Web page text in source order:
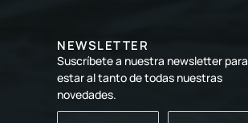
NEWSLETTER
Suscríbete a nuestra newsletter para
estar al tanto de todas nuestras
novedades.